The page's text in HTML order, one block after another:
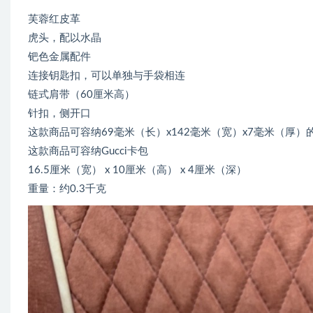
芙蓉红皮革
虎头，配以水晶
钯色金属配件
连接钥匙扣，可以单独与手袋相连
链式肩带（60厘米高）
针扣，侧开口
这款商品可容纳69毫米（长）x142毫米（宽）x7毫米（厚）
这款商品可容纳Gucci卡包
16.5厘米（宽） x 10厘米（高） x 4厘米（深）
重量：约0.3千克